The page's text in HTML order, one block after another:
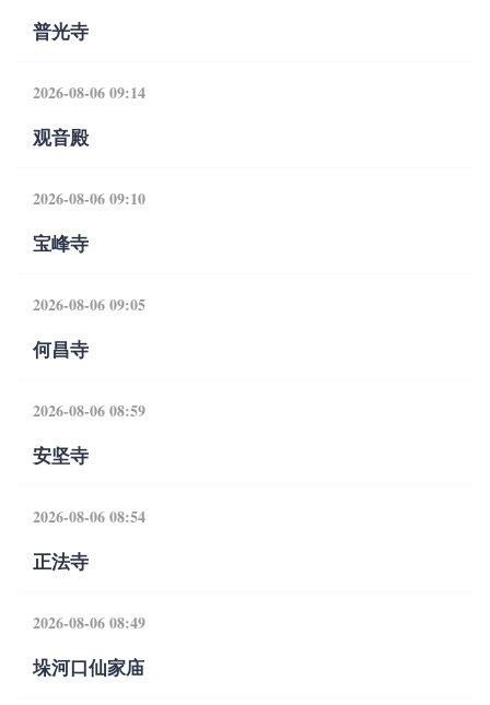
普光寺
2026-08-06 09:14
观音殿
2026-08-06 09:10
宝峰寺
2026-08-06 09:05
何昌寺
2026-08-06 08:59
安坚寺
2026-08-06 08:54
正法寺
2026-08-06 08:49
垛河口仙家庙